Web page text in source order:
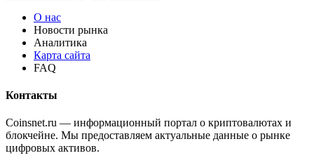
О нас
Новости рынка
Аналитика
Карта сайта
FAQ
Контакты
Coinsnet.ru — информационный портал о криптовалютах и
блокчейне. Мы предоставляем актуальные данные о рынке
цифровых активов.